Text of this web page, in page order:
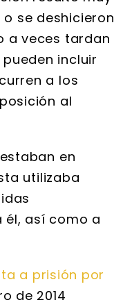
se deshicieron
a veces tardan
incluir
a los
al
en
utilizaba
así como a
a prisión por
de 2014